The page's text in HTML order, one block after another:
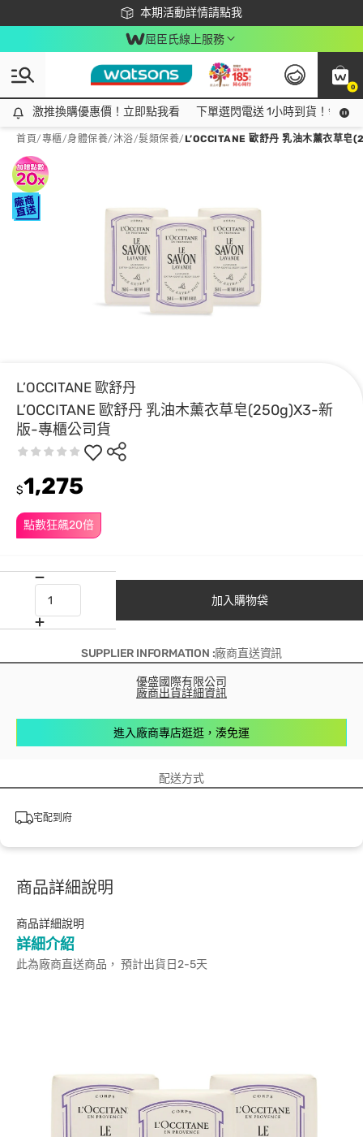
本期活動詳情請點我
下載app最高回饋$350
屈臣氏線上服務
0
激推換購優惠價！立即點我看
激推換購優惠價！立即點我看 下單選閃電送 1小時到貨！領神
首頁/專櫃/身體保養/沐浴/髮類保養/L’OCCITANE 歐舒丹 乳油木薰衣草
L’OCCITANE 歐舒丹
L’OCCITANE 歐舒丹 乳油木薰衣草皂(250g)X3-新
版-專櫃公司貨
點數狂飆20倍
$1,275
加入購物袋
SUPPLIER INFORMATION :廠商直送資訊
優盛國際有限公司
廠商出貨詳細資訊
進入廠商專店逛逛，湊免運
配送方式
宅配到府
商品詳細說明
商品詳細說明
詳細介紹
此為廠商直送商品， 預計出貨日2-5天